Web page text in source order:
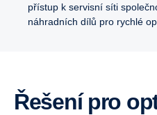
přístup k servisní síti
náhradních dílů pro rychlé
Řešení pro